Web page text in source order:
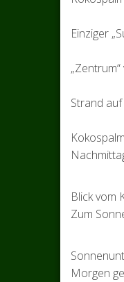
Einziger
Strand
Blick vom
Zum
Morgen